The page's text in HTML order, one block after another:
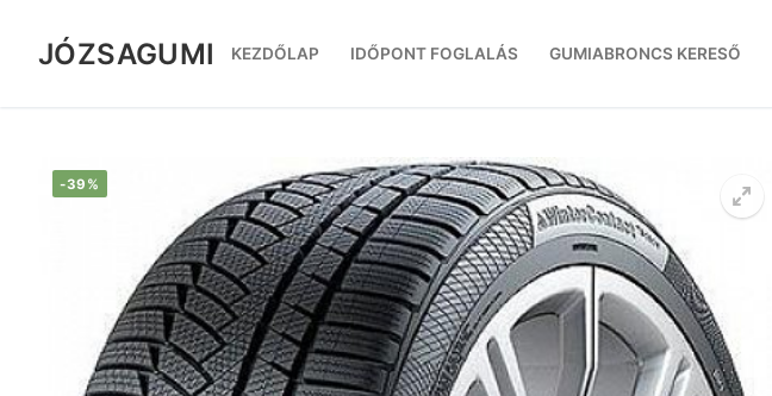
tartalomra
JÓZSAGUMI KEZDŐLAP IDŐPONT FOGLALÁS GUMIABRONCS KERESŐ
-39%